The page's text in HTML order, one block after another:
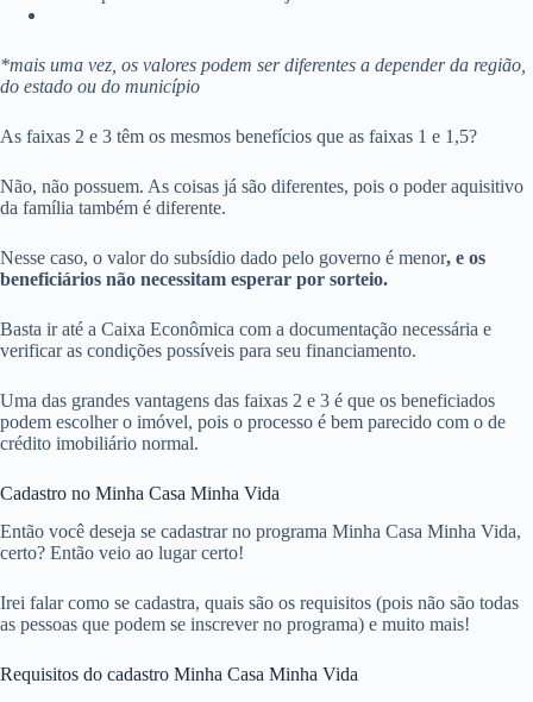
*mais uma vez, os valores podem ser diferentes a depender da região,
do estado ou do município
As faixas 2 e 3 têm os mesmos benefícios que as faixas 1 e 1,5?
Não, não possuem. As coisas já são diferentes, pois o poder aquisitivo
da família também é diferente.
Nesse caso, o valor do subsídio dado pelo governo é menor, e os
beneficiários não necessitam esperar por sorteio.
Basta ir até a Caixa Econômica com a documentação necessária e
verificar as condições possíveis para seu financiamento.
Uma das grandes vantagens das faixas 2 e 3 é que os beneficiados
podem escolher o imóvel, pois o processo é bem parecido com o de
crédito imobiliário normal.
Cadastro no Minha Casa Minha Vida
Então você deseja se cadastrar no programa Minha Casa Minha Vida,
certo? Então veio ao lugar certo!
Irei falar como se cadastra, quais são os requisitos (pois não são todas
as pessoas que podem se inscrever no programa) e muito mais!
Requisitos do cadastro Minha Casa Minha Vida